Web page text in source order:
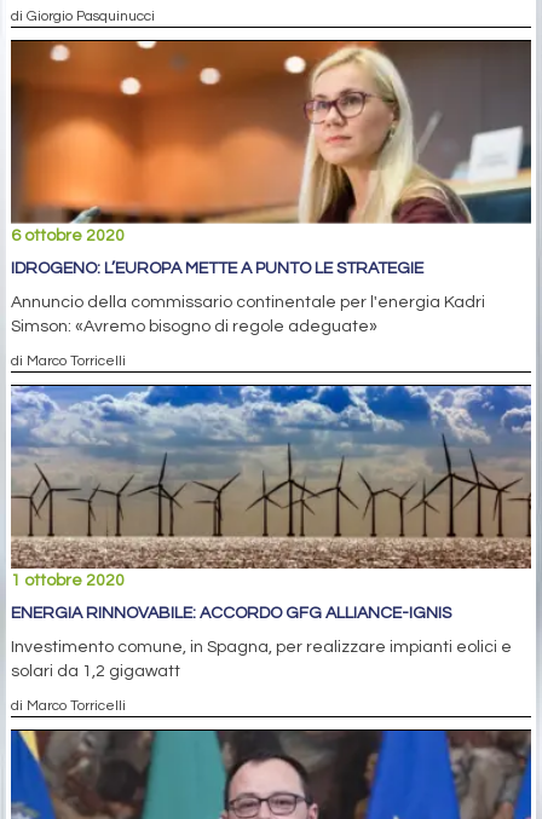
di Giorgio Pasquinucci
6 ottobre 2020
IDROGENO: L’EUROPA METTE A PUNTO LE STRATEGIE
Annuncio della commissario continentale per l'energia Kadri
Simson: «Avremo bisogno di regole adeguate»
di Marco Torricelli
1 ottobre 2020
ENERGIA RINNOVABILE: ACCORDO GFG ALLIANCE-IGNIS
Investimento comune, in Spagna, per realizzare impianti eolici e
solari da 1,2 gigawatt
di Marco Torricelli